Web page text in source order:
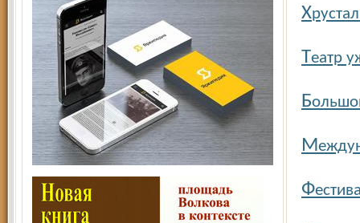
Х
Театр
Б
М
Ф